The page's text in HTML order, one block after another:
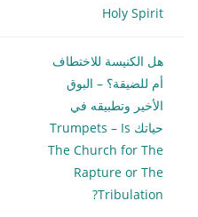
Holy Spirit
هل الكنيسة للاختطاف
أم للضيقة؟ – البوق
الأخير وتطبيقه في
حياتك Trumpets – Is
The Church for The
Rapture or The
Tribulation?